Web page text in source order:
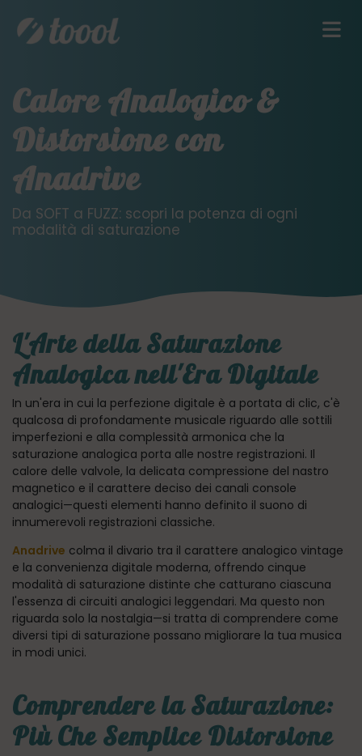
Calore Analogico &
Distorsione con
Anadrive
Da SOFT a FUZZ: scopri la potenza di ogni
modalità di saturazione
L'Arte della Saturazione
Analogica nell'Era Digitale
In un'era in cui la perfezione digitale è a portata di clic, c'è
qualcosa di profondamente musicale riguardo alle sottili
imperfezioni e alla complessità armonica che la
saturazione analogica porta alle nostre registrazioni. Il
calore delle valvole, la delicata compressione del nastro
magnetico e il carattere deciso dei canali console
analogici—questi elementi hanno definito il suono di
innumerevoli registrazioni classiche.
Anadrive colma il divario tra il carattere analogico vintage
e la convenienza digitale moderna, offrendo cinque
modalità di saturazione distinte che catturano ciascuna
l'essenza di circuiti analogici leggendari. Ma questo non
riguarda solo la nostalgia—si tratta di comprendere come
diversi tipi di saturazione possano migliorare la tua musica
in modi unici.
Comprendere la Saturazione:
Più Che Semplice Distorsione